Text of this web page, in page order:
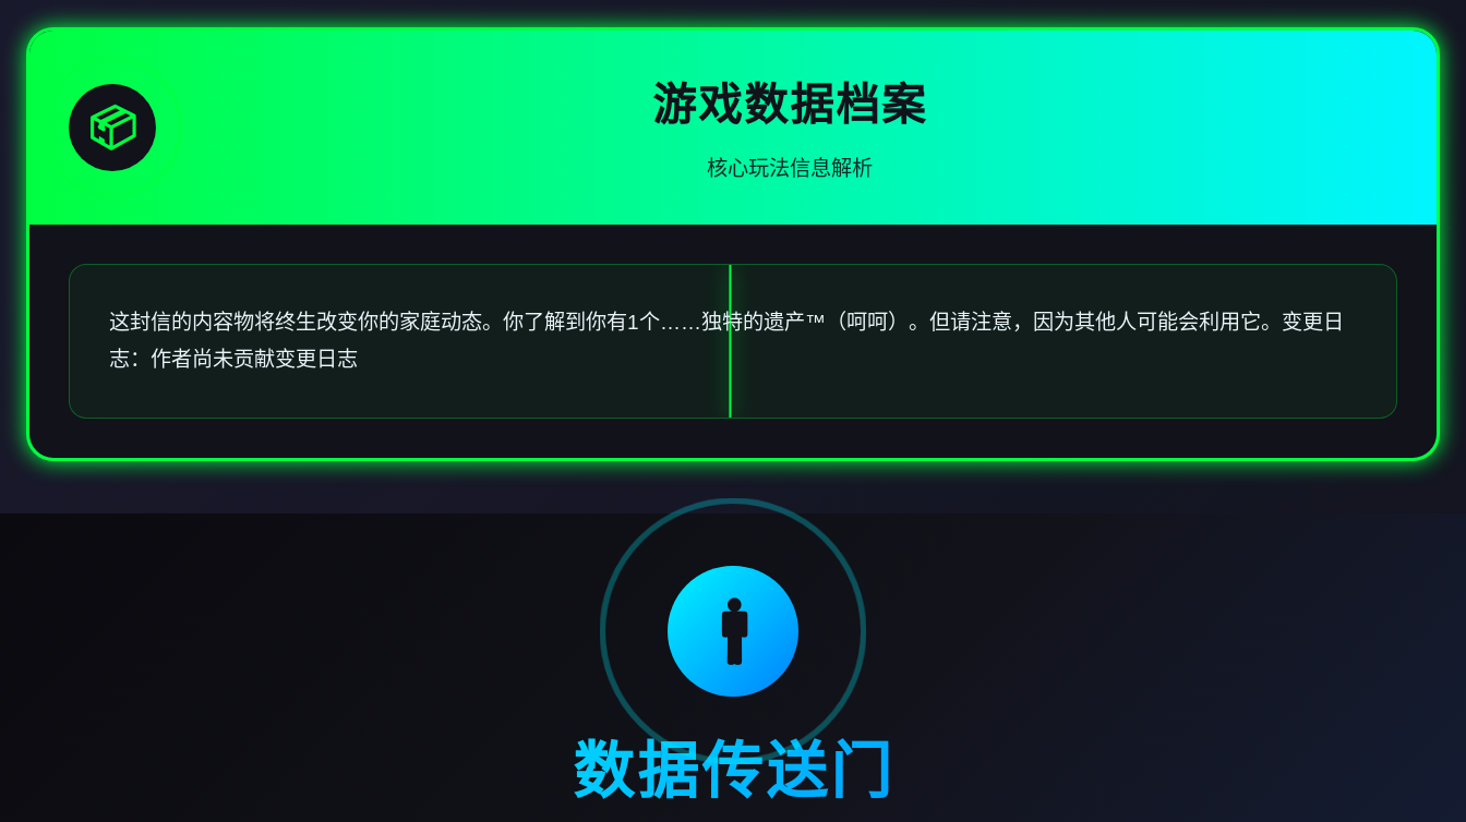
📦 游戏数据档案
核心玩法信息解析
这封信的内容物将终生改变你的家庭动态。你了解到你有1个……独特的遗产™（呵呵）。但请注意，因为其他人可能会利用它。变更日
志：作者尚未贡献变更日志
🚹
数据传送门